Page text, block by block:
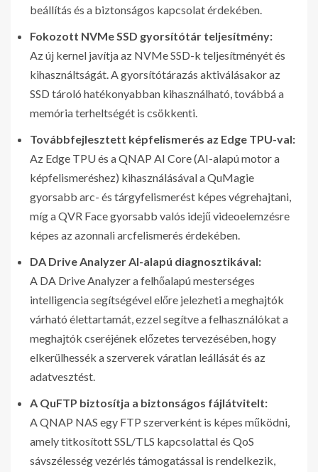
beállítás és a biztonságos kapcsolat érdekében.
Fokozott NVMe SSD gyorsítótár teljesítmény:
Az új kernel javítja az NVMe SSD-k teljesítményét és
kihasználtságát. A gyorsítótárazás aktiválásakor az
SSD tároló hatékonyabban kihasználható, továbbá a
memória terheltségét is csökkenti.
Továbbfejlesztett képfelismerés az Edge TPU-val:
Az Edge TPU és a QNAP AI Core (AI-alapú motor a
képfelismeréshez) kihasználásával a QuMagie
gyorsabb arc- és tárgyfelismerést képes végrehajtani,
míg a QVR Face gyorsabb valós idejű videoelemzésre
képes az azonnali arcfelismerés érdekében.
DA Drive Analyzer AI-alapú diagnosztikával:
A DA Drive Analyzer a felhőalapú mesterséges
intelligencia segítségével előre jelezheti a meghajtók
várható élettartamát, ezzel segítve a felhasználókat a
meghajtók cseréjének előzetes tervezésében, hogy
elkerülhessék a szerverek váratlan leállását és az
adatvesztést.
A QuFTP biztosítja a biztonságos fájlátvitelt:
A QNAP NAS egy FTP szerverként is képes működni,
amely titkosított SSL/TLS kapcsolattal és QoS
sávszélesség vezérlés támogatással is rendelkezik,